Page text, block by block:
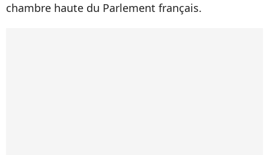
chambre haute du Parlement français.